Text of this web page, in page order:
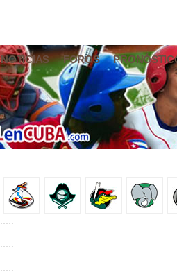
NOTICIAS FOROS